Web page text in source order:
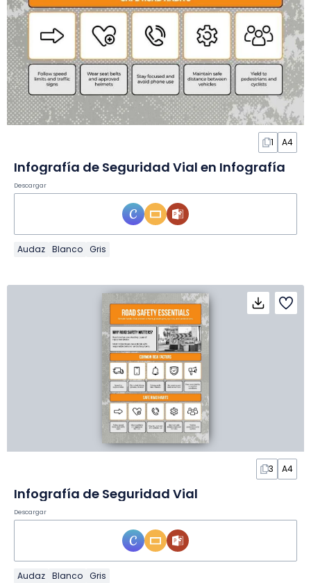
1 A4
Infografía de Seguridad Vial en Infografía
Descargar
Audaz Blanco Gris
3 A4
Infografía de Seguridad Vial
Descargar
Audaz Blanco Gris